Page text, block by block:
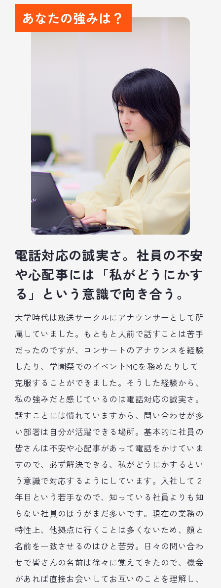
あなたの強みは？
電話対応の誠実さ。社員の不安
や心配事には「私がどうにかす
る」という意識で向き合う。
大学時代は放送サークルにアナウンサーとして所
属していました。もともと人前で話すことは苦手
だったのですが、コンサートのアナウンスを経験
したり、学園祭でのイベントMCを務めたりして
克服することができました。そうした経験から、
私の強みだと感じているのは電話対応の誠実さ。
話すことには慣れていますから、問い合わせが多
い部署は自分が活躍できる場所。基本的に社員の
皆さんは不安や心配事があって電話をかけていま
すので、必ず解決できる、私がどうにかするとい
う意識で対応するようにしています。入社して２
年目という若手なので、知っている社員よりも知
らない社員のほうがまだ多いです。現在の業務の
特性上、他拠点に行くことは多くないため、顔と
名前を一致させるのはひと苦労。日々の問い合わ
せで皆さんの名前は徐々に覚えてきたので、機会
があれば直接お会いしてお互いのことを理解し、